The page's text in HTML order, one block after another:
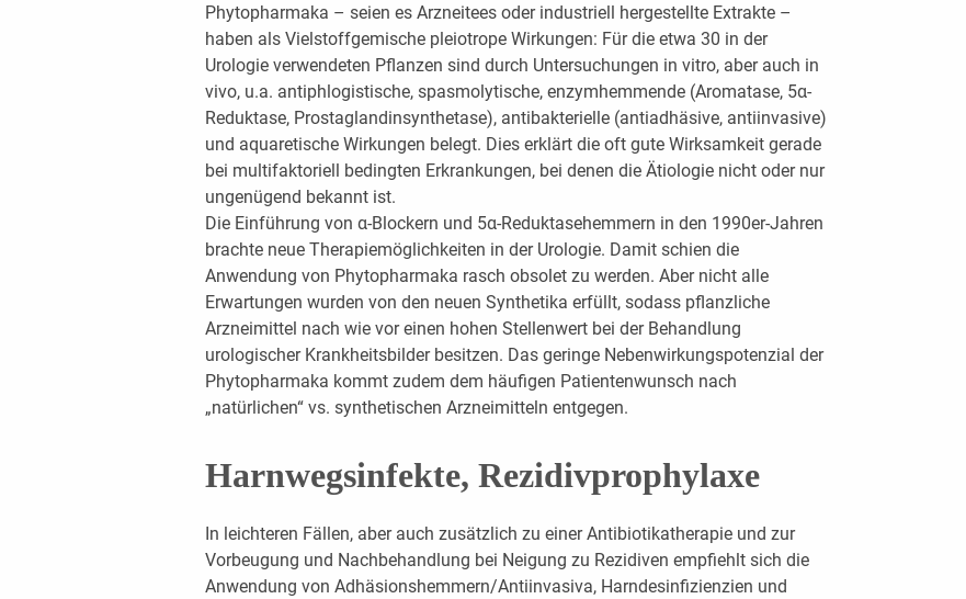
Phytopharmaka – seien es Arzneitees oder industriell hergestellte Extrakte –
haben als Vielstoffgemische pleiotrope Wirkungen: Für die etwa 30 in der
Urologie verwendeten Pflanzen sind durch Untersuchungen in vitro, aber auch in
vivo, u.a. antiphlogistische, spasmolytische, enzymhemmende (Aromatase, 5α-
Reduktase, Prostaglandinsynthetase), antibakterielle (antiadhäsive, antiinvasive)
und aquaretische Wirkungen belegt. Dies erklärt die oft gute Wirksamkeit gerade
bei multifaktoriell bedingten Erkrankungen, bei denen die Ätiologie nicht oder nur
ungenügend bekannt ist.
Die Einführung von α-Blockern und 5α-Reduktasehemmern in den 1990er-Jahren
brachte neue Therapiemöglichkeiten in der Urologie. Damit schien die
Anwendung von Phytopharmaka rasch obsolet zu werden. Aber nicht alle
Erwartungen wurden von den neuen Synthetika erfüllt, sodass pflanzliche
Arzneimittel nach wie vor einen hohen Stellenwert bei der Behandlung
urologischer Krankheitsbilder besitzen. Das geringe Nebenwirkungspotenzial der
Phytopharmaka kommt zudem dem häufigen Patientenwunsch nach
„natürlichen“ vs. synthetischen Arzneimitteln entgegen.
Harnwegsinfekte, Rezidivprophylaxe
In leichteren Fällen, aber auch zusätzlich zu einer Antibiotikatherapie und zur
Vorbeugung und Nachbehandlung bei Neigung zu Rezidiven empfiehlt sich die
Anwendung von Adhäsionshemmern/Antiinvasiva, Harndesinfizienzien und